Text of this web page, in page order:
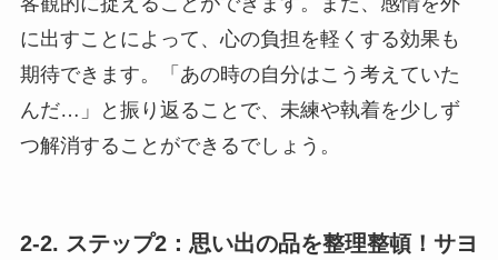
に出すことによって、心の負担を軽くする効果も
期待できます。「あの時の自分はこう考えていた
んだ…」と振り返ることで、未練や執着を少しず
つ解消することができるでしょう。
2-2. ステップ2：思い出の品を整理整頓！サヨ